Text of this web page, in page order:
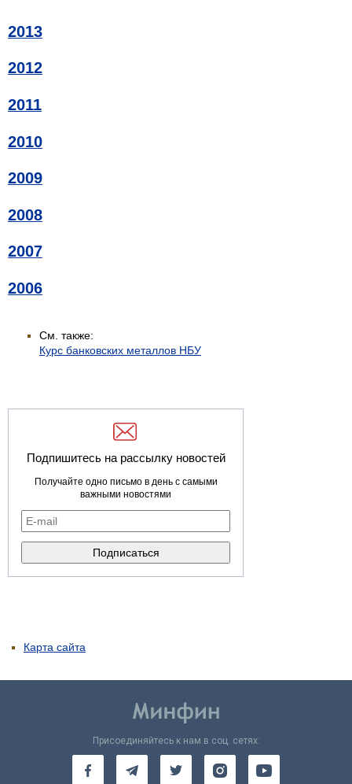
2013
2012
2011
2010
2009
2008
2007
2006
См. также:
Курс банковских металлов НБУ
Подпишитесь на рассылку новостей
Получайте одно письмо в день с самыми
важными новостями
Карта сайта
Присоединяйтесь к нам в соц. сетях: